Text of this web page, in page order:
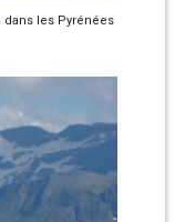
dans les Pyrénées